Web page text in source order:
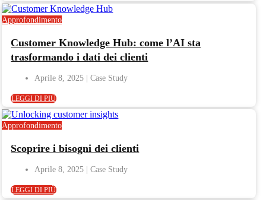
Approfondimento
Customer Knowledge Hub: come l’AI sta
trasformando i dati dei clienti
Aprile 8, 2025
LEGGI DI PIÙ
Approfondimento
Scoprire i bisogni dei clienti
Aprile 8, 2025
LEGGI DI PIÙ